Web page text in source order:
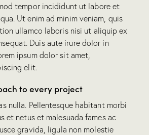
tempor incididunt ut labore et
Ut enim ad minim veniam, quis
ullamco laboris nisi ut aliquip ex
Duis aute irure dolor in
ipsum dolor sit amet,
elit.
to every project
nulla. Pellentesque habitant morbi
et netus et malesuada fames ac
gravida, ligula non molestie